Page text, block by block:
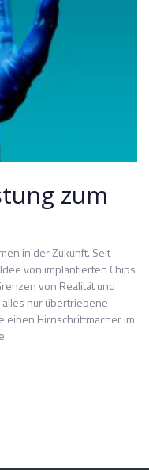
zum
in der Zukunft. Seit
von implantierten Chips
von Realität und
nur übertriebene
einen Hirnschrittmacher im